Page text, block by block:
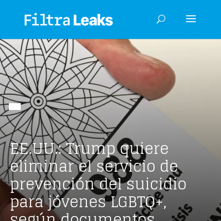
EE.UU.: Trump quiere
eliminar el servicio de
prevención del suicidio
para jóvenes LGBTQ+,